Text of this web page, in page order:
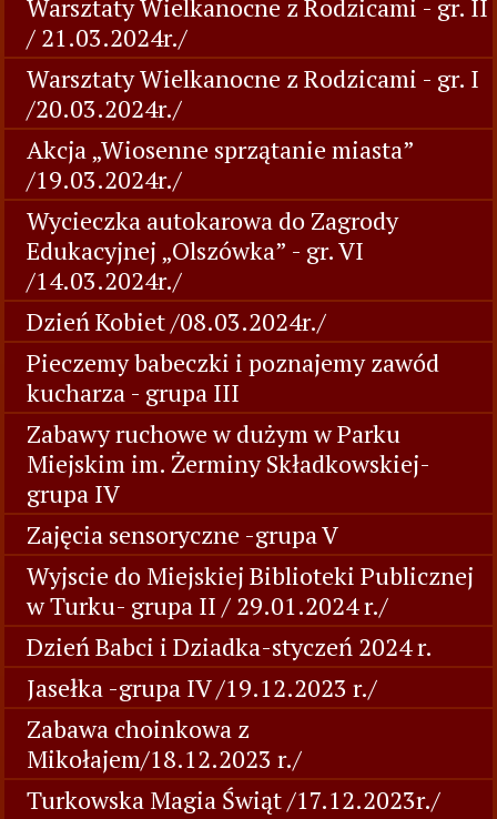
Warsztaty Wielkanocne z Rodzicami - gr. II
/ 21.03.2024r./
Warsztaty Wielkanocne z Rodzicami - gr. I
/20.03.2024r./
Akcja „Wiosenne sprzątanie miasta”
/19.03.2024r./
Wycieczka autokarowa do Zagrody
Edukacyjnej „Olszówka” - gr. VI
/14.03.2024r./
Dzień Kobiet /08.03.2024r./
Pieczemy babeczki i poznajemy zawód
kucharza - grupa III
Zabawy ruchowe w dużym w Parku
Miejskim im. Żerminy Składkowskiej-
grupa IV
Zajęcia sensoryczne -grupa V
Wyjscie do Miejskiej Biblioteki Publicznej
w Turku- grupa II / 29.01.2024 r./
Dzień Babci i Dziadka-styczeń 2024 r.
Jasełka -grupa IV /19.12.2023 r./
Zabawa choinkowa z
Mikołajem/18.12.2023 r./
Turkowska Magia Świąt /17.12.2023r./